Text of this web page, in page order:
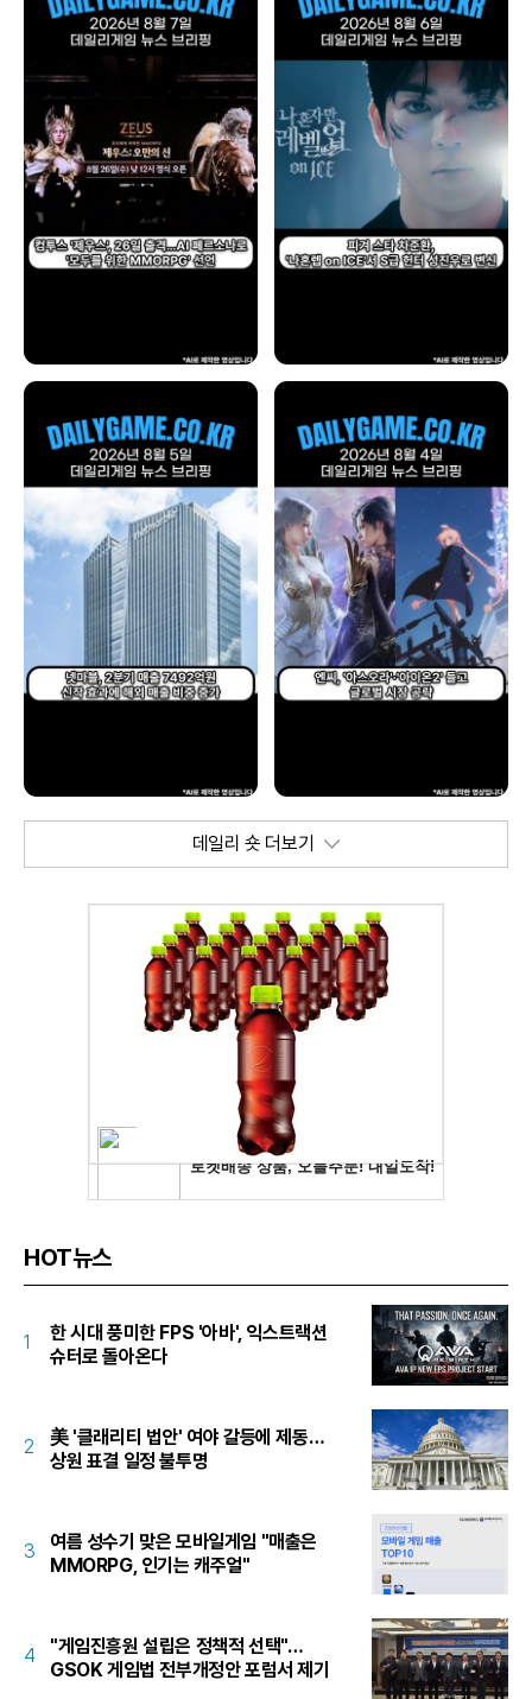
데일리 숏 더보기
HOT뉴스
1
한 시대 풍미한 FPS '아바', 익스트랙션
슈터로 돌아온다
2
美 '클래리티 법안' 여야 갈등에 제동…
상원 표결 일정 불투명
3
여름 성수기 맞은 모바일게임 "매출은
MMORPG, 인기는 캐주얼"
4
"게임진흥원 설립은 정책적 선택"…
GSOK 게임법 전부개정안 포럼서 제기